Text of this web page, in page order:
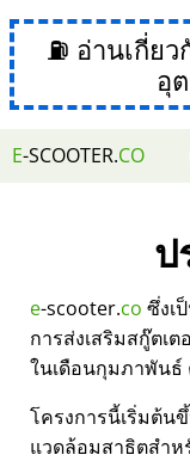
⛽ อ่านเกี่ยว
อุ
E-SCOOTER.CO
ป
e-scooter.co ซึ่งเ
การส่งเสริมสกู๊ตเ
ในเดือนกุมภาพันธ์
โครงการนี้เริ่มต้น
แวดล้อมสาธิตสำห